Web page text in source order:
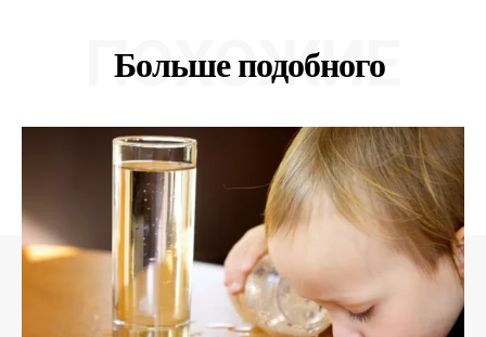
Больше подобного
ПОХОЖИЕ